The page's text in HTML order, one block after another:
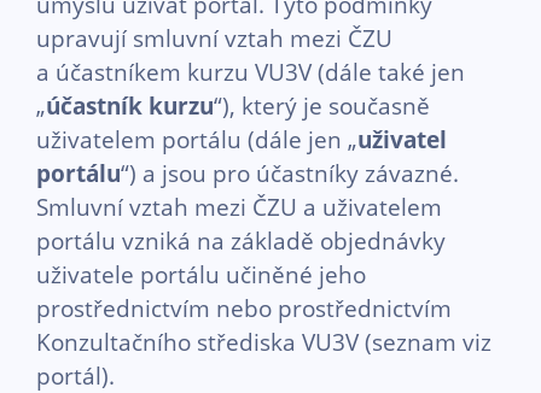
upravují smluvní vztah mezi ČZU
a účastníkem kurzu VU3V (dále také jen
„účastník kurzu“), který je současně
uživatelem portálu (dále jen „uživatel
portálu“) a jsou pro účastníky závazné.
Smluvní vztah mezi ČZU a uživatelem
portálu vzniká na základě objednávky
uživatele portálu učiněné jeho
prostřednictvím nebo prostřednictvím
Konzultačního střediska VU3V (seznam viz
portál).